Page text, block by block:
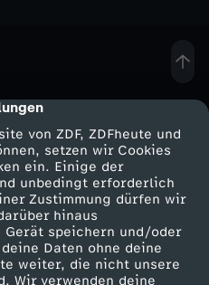
von ZDF, ZDFheute und
setzen wir Cookies
ein. Einige der
unbedingt erforderlich
Zustimmung dürfen wir
hinaus
speichern und/oder
Daten ohne deine
weiter, die nicht unsere
Wir verwenden deine
Service
ZDFmitreden
Kontakt zum ZDF